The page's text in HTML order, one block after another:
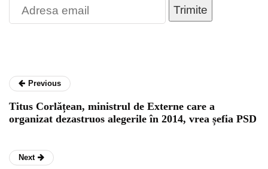
Trimite
Previous
Titus Corlățean, ministrul de Externe care a
organizat dezastruos alegerile în 2014, vrea șefia PSD
Next